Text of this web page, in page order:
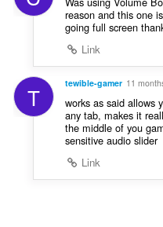
reason and this one
going full screen
Link
T tewible-gamer 11
works as said allows
any tab, makes it
the middle of you
sensitive audio slider
Link